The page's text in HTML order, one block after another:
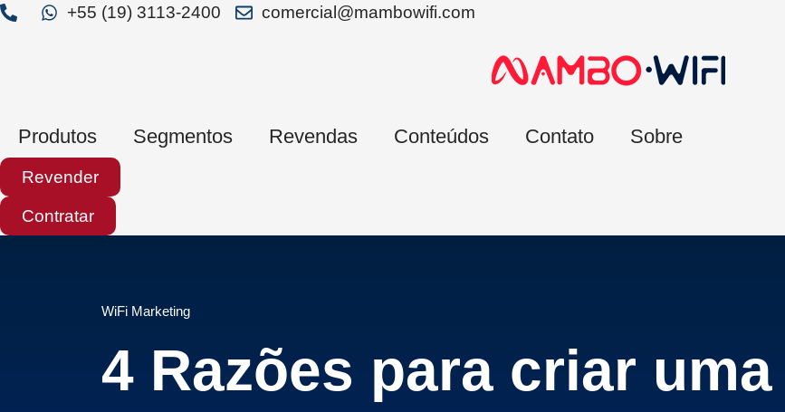
+55 (19) 3113-2400 comercial@mambowifi.com
Produtos Segmentos Revendas Conteúdos Contato Sobre
Revender
Contratar
WiFi Marketing
4 Razões para criar uma